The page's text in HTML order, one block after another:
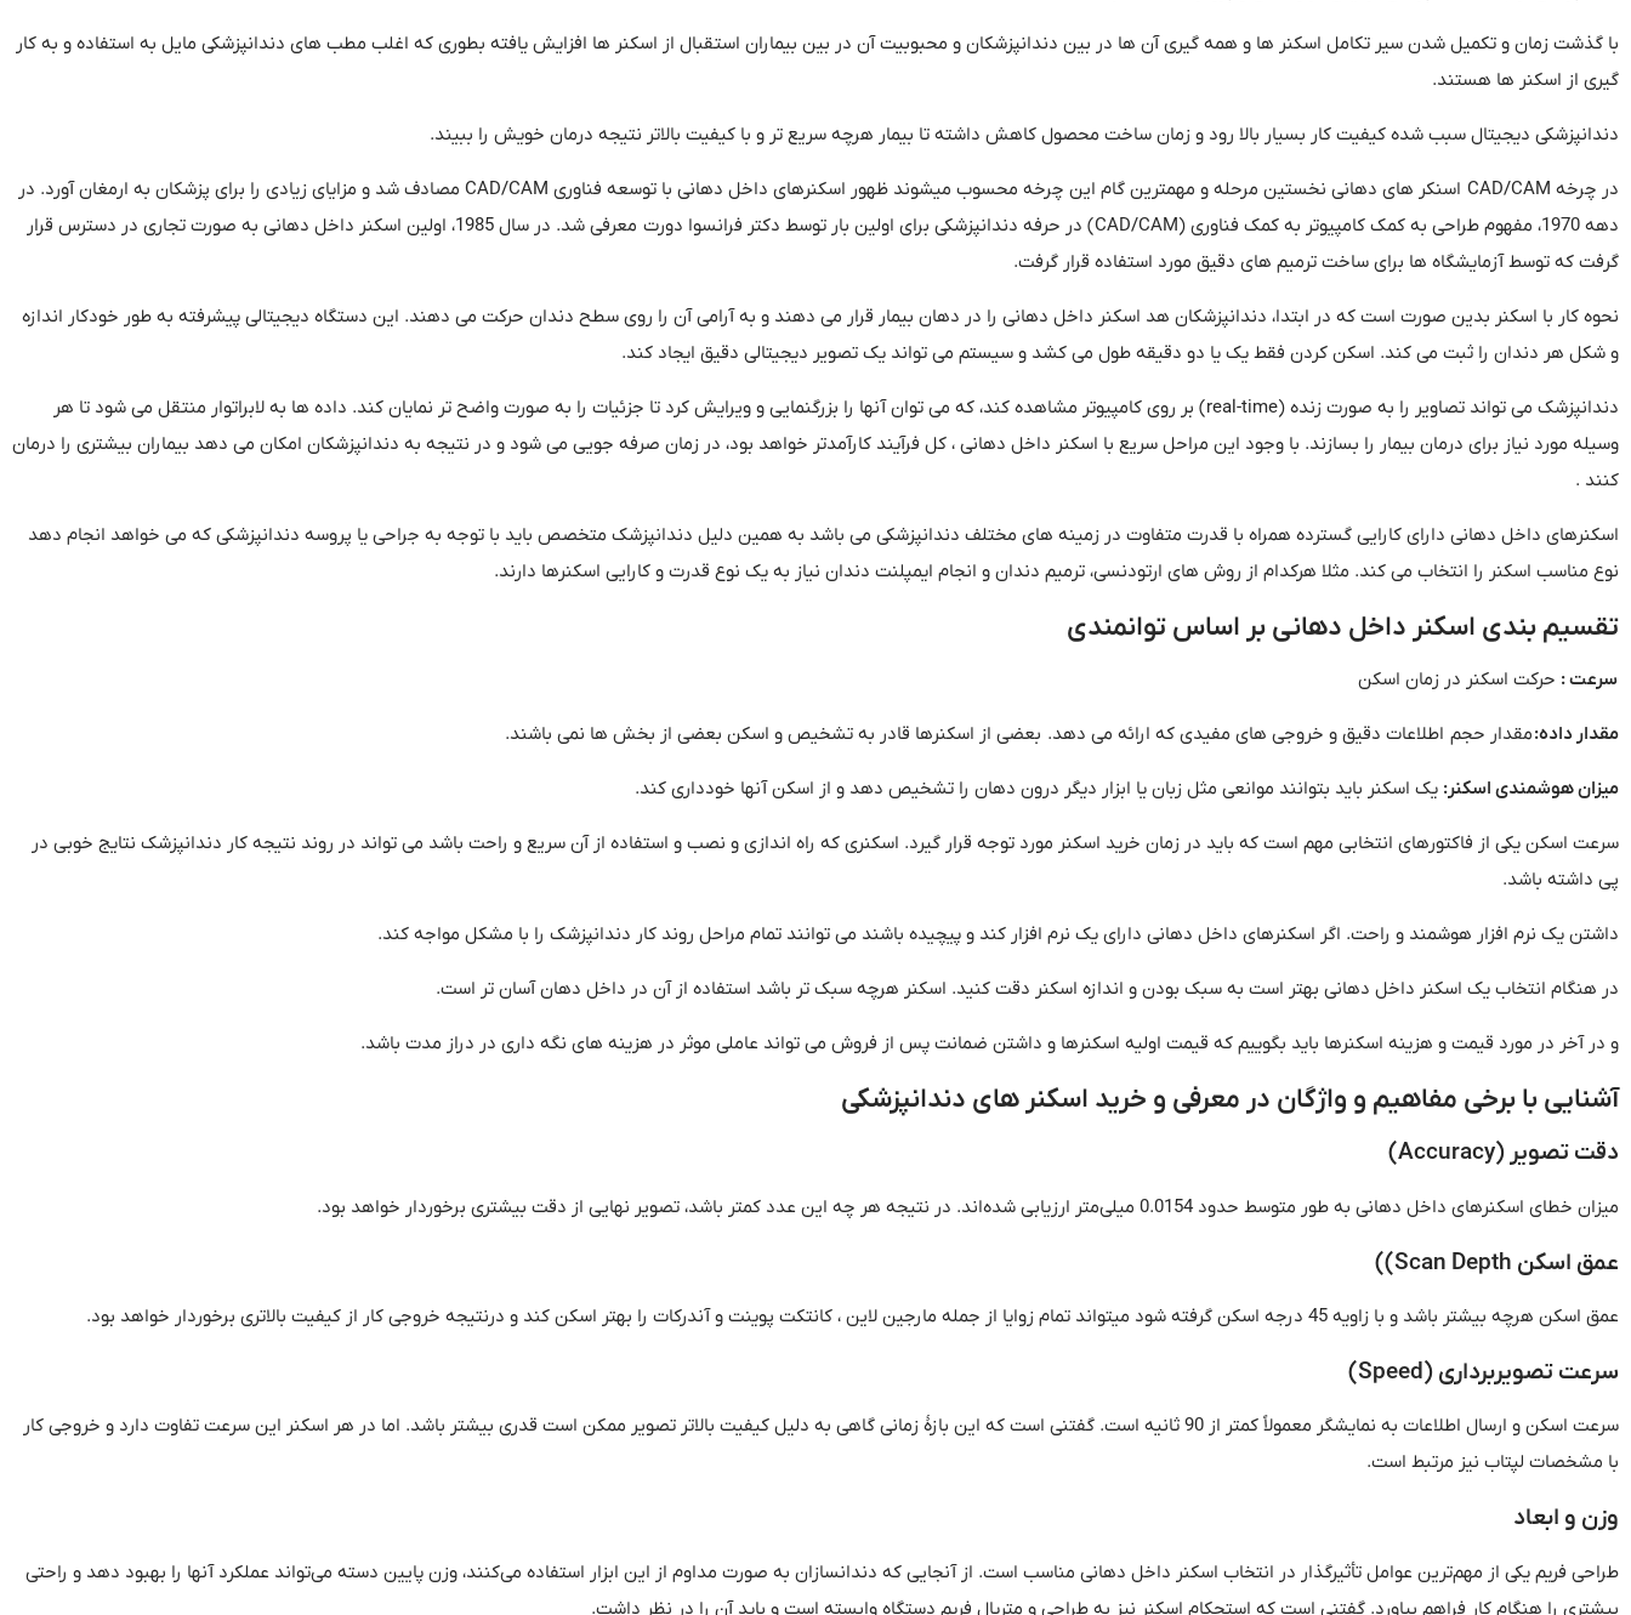
با گذشت زمان و تکمیل شدن سیر تکامل اسکنر ها و همه گیری آن ها در بین دندانپزشکان و محبوبیت آن در بین بیماران استقبال از اسکنر ها افزایش یافته بطوری که اغلب مطب های دندانپزشکی مایل به استفاده و به کار
گیری از اسکنر ها هستند.
دندانپزشکی دیجیتال سبب شده کیفیت کار بسیار بالا رود و زمان ساخت محصول کاهش داشته تا بیمار هرچه سریع تر و با کیفیت بالاتر نتیجه درمان خویش را ببیند.
در چرخه اسنکر های دهانی نخستین مرحله و مهمترین گام این چرخه محسوب میشوند ظهور اسکنرهای داخل دهانی با توسعه فناوری مصادف شد و مزایای زیادی را برای پزشکان به ارمغان آورد. در
دهه
، مفهوم طراحی به کمک کامپیوتر به کمک فناوری (CAD/CAM) در حرفه دندانپزشکی برای اولین بار توسط دکتر فرانسوا دورت معرفی شد. در سال
، اولین اسکنر داخل دهانی به صورت تجاری در دسترس قرار
گرفت که توسط آزمایشگاه ها برای ساخت ترمیم های دقیق مورد استفاده قرار گرفت.
نحوه کار با اسکنر بدین صورت است که در ابتدا، دندانپزشکان هد اسکنر داخل دهانی را در دهان بیمار قرار می دهند و به آرامی آن را روی سطح دندان حرکت می دهند. این دستگاه دیجیتالی پیشرفته به طور خودکار اندازه
و شکل هر دندان را ثبت می کند. اسکن کردن فقط یک یا دو دقیقه طول می کشد و سیستم می تواند یک تصویر دیجیتالی دقیق ایجاد کند.
دندانپزشک می تواند تصاویر را به صورت زنده (real-time) بر روی کامپیوتر مشاهده کند، که می توان آنها را بزرگنمایی و ویرایش کرد تا جزئیات را به صورت واضح تر نمایان کند. داده ها به لابراتوار منتقل می شود تا هر
وسیله مورد نیاز برای درمان بیمار را بسازند. با وجود این مراحل سریع با اسکنر داخل دهانی ، کل فرآیند کارآمدتر خواهد بود، در زمان صرفه جویی می شود و در نتیجه به دندانپزشکان امکان می دهد بیماران بیشتری را درمان
کنند .
اسکنرهای داخل دهانی دارای کارایی گسترده همراه با قدرت متفاوت در زمینه های مختلف دندانپزشکی می باشد به همین دلیل دندانپزشک متخصص باید با توجه به جراحی یا پروسه دندانپزشکی که می خواهد انجام دهد
نوع مناسب اسکنر را انتخاب می کند. مثلا هرکدام از روش های ارتودنسی، ترمیم دندان و انجام ایمپلنت دندان نیاز به یک نوع قدرت و کارایی اسکنرها دارند.
تقسیم بندی اسکنر داخل دهانی بر اساس توانمندی
سرعت: حرکت اسکنر در زمان اسکن
مقدار داده:مقدار حجم اطلاعات دقیق و خروجی های مفیدی که ارائه می دهد. بعضی از اسکنرها قادر به تشخیص و اسکن بعضی از بخش ها نمی باشند.
میزانهوشمندی اسکنر: یک اسکنر باید بتوانند موانعی مثل زبان یا ابزار دیگر درون دهان را تشخیص دهد و از اسکن آنها خودداری کند.
سرعت اسکن یکی از فاکتورهای انتخابی مهم است که باید در زمان خرید اسکنر مورد توجه قرار گیرد. اسکنری که راه اندازی و نصب و استفاده از آن سریع و راحت باشد می تواند در روند نتیجه کار دندانپزشک نتایج خوبی در
پی داشته باشد.
داشتن یک نرم افزار هوشمند و راحت. اگر اسکنرهای داخل دهانی دارای یک نرم افزار کند و پیچیده باشند می توانند تمام مراحل روند کار دندانپزشک را با مشکل مواجه کند.
در هنگام انتخاب یک اسکنر داخل دهانی بهتر است به سبک بودن و اندازه اسکنر دقت کنید. اسکنر هرچه سبک تر باشد استفاده از آن در داخل دهان آسان تر است.
و در آخر در مورد قیمت و هزینه اسکنرها باید بگوییم که قیمت اولیه اسکنرها و داشتن ضمانت پس از فروش می تواند عاملی موثر در هزینه های نگه داری در دراز مدت باشد.
آشنایی با برخی مفاهیم و واژگان در معرفی و خرید اسکنر های دندانپزشکی
دقت تصویر(
Accuracy
)
میزان خطای اسکنرهای داخل دهانی به طور متوسط حدود میلی‌متر ارزیابی شده‌اند. در نتیجه هر چه این عدد کمتر باشد، تصویر نهایی از دقت بیشتری برخوردار خواهد بود.
عمق اسکن Scan Depth
))
عمق اسکن هرچه بیشتر باشد و با زاویه درجه اسکن گرفته شود میتواند تمام زوایا از جمله مارجین لاین ، کانتکت پوینت و آندرکات را بهتر اسکن کند و درنتیجه خروجی کار از کیفیت بالاتری برخوردار خواهد بود.
سرعت تصویربرداری (
Speed
)
سرعت اسکن و ارسال اطلاعات به نمایشگر معمولاً کمتر از ثانیه است. گفتنی است که این بازۀ زمانی گاهی به دلیل کیفیت بالاتر تصویر ممکن است قدری بیشتر باشد. اما در هر اسکنر این سرعت تفاوت دارد و خروجی کار
با مشخصات لپتاب نیز مرتبط است.
وزن و ابعاد
طراحی فریم یکی از مهم‌ترین عوامل تأثیرگذار در انتخاب اسکنر داخل دهانی مناسب است. از آنجایی که دندانسازان به صورت مداوم از این ابزار استفاده می‌کنند، وزن پایین دسته می‌تواند عملکرد آنها را بهبود دهد و راحتی
بیشتری را هنگام کار فراهم بیاورد. گفتنی است که استحکام اسکنر نیز به طراحی و متریال فریم دستگاه وابسته است و باید آن را در نظر داشت.